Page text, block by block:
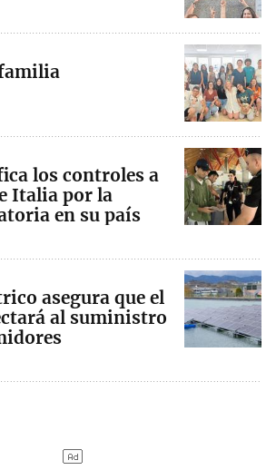
los controles a
Italia por la
en su país
asegura que el
al suministro